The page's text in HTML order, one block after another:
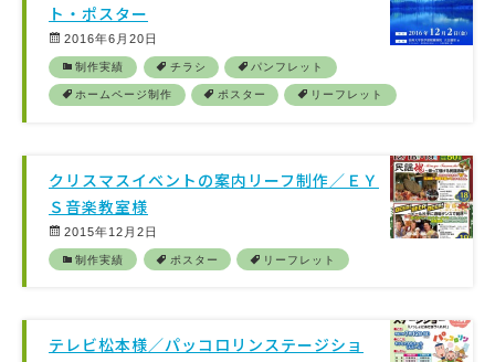
ト・ポスター
2016年6月20日
制作実績 チラシ パンフレット
ホームページ制作 ポスター リーフレット
クリスマスイベントの案内リーフ制作／ＥＹ
Ｓ音楽教室様
2015年12月2日
制作実績 ポスター リーフレット
テレビ松本様／パッコロリンステージショ